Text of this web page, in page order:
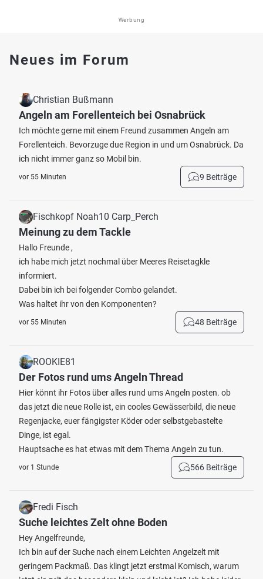
Werbung
Neues im Forum
Christian Bußmann
Angeln am Forellenteich bei Osnabrück
Ich möchte gerne mit einem Freund zusammen Angeln am
Forellenteich. Bevorzuge due Region in und um Osnabrück. Da
ich nicht immer ganz so Mobil bin.
vor 55 Minuten 9 Beiträge
Fischkopf Noah10 Carp_Perch
Meinung zu dem Tackle
Hallo Freunde ,
ich habe mich jetzt nochmal über Meeres Reisetagkle
informiert.
Dabei bin ich bei folgender Combo gelandet.
Was haltet ihr von den Komponenten?
vor 55 Minuten 48 Beiträge
ROOKIE81
Der Fotos rund ums Angeln Thread
Hier könnt ihr Fotos über alles rund ums Angeln posten. ob
das jetzt die neue Rolle ist, ein cooles Gewässerbild, die neue
Regenjacke, euer fängigster Köder oder selbstgebastelte
Dinge, ist egal.
Hauptsache es hat etwas mit dem Thema Angeln zu tun.
vor 1 Stunde 566 Beiträge
Fredi Fisch
Suche leichtes Zelt ohne Boden
Hey Angelfreunde,
Ich bin auf der Suche nach einem Leichten Angelzelt mit
geringem Packmaß. Das klingt jetzt erstmal Komisch, warum